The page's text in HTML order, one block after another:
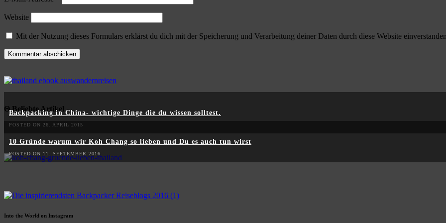
Website
Mit der Nutzung dieses Formulars erklärst du dich mit der Speicherung und Verarbeitung deiner Daten durch diese Website
Θ Beliebte Artikel
Backpacking in China- wichtige Dinge die du wissen solltest.
POSTED ON 26. APRIL 2015
10 Gründe warum wir Koh Chang so lieben und Du es auch tun wirst
POSTED ON 11. SEPTEMBER 2016
Into the World on Instagram